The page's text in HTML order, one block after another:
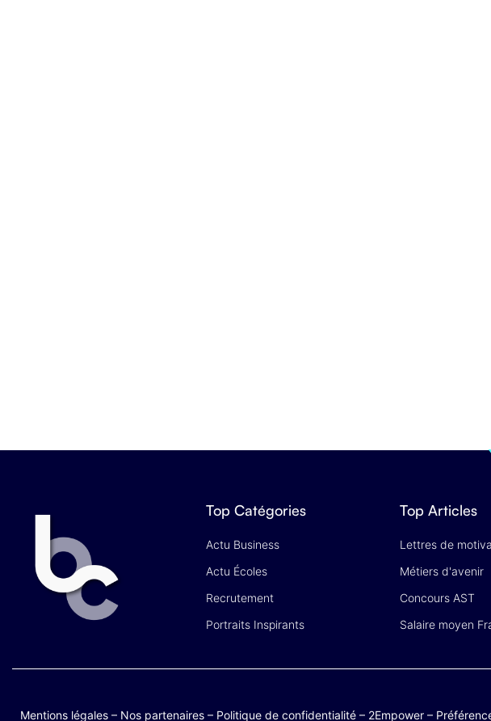
Top Catégories
Actu Business
Actu Écoles
Recrutement
Portraits Inspirants
Top Articles
Lettres de
Métiers d'avenir
Concours AST
Salaire moyen
Mentions légales – Nos partenaires – Politique de confidentialité – 2Empower –